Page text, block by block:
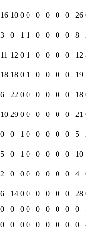
16 10 0 0 0 0 0 0 26
3 0 1 1 0 0 0 0 8
11 12 0 1 0 0 0 0 12
18 18 0 1 0 0 0 0 19
6 22 0 0 0 0 0 0 18
10 29 0 0 0 0 0 0 21
0 0 1 0 0 0 0 0 5
5 0 1 0 0 0 0 0 10
2 0 0 0 0 0 0 0 4
6 14 0 0 0 0 0 0 28
0 0 0 0 0 0 0 0 0
0 0 0 0 0 0 0 0 0